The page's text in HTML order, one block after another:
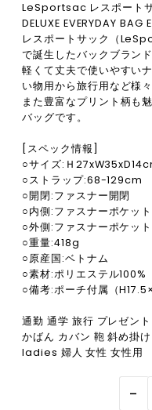
LeSportsac レスポート
DELUXE EVERYDAY
レスポートサック（
で誕生したバックブランド
軽くて丈夫で使いやすい
い物用から旅行用など様
また豊富なプリント柄も
バッグです。
[スペック情報]
○サイズ:Ｈ
○ストラップ:68-129cm
○開閉:ファスナー開閉
○内側:ファスナーポケット
○外側:ファスナーポケッ
○重量:418g
○原産国:ベトナム
○素材:ポリエステル100%
○備考:ポーチ付属（
通勤 通学 旅行 プレゼン
かばん カバン 鞄 斜め掛
ladies 婦人 女性 女性用
-